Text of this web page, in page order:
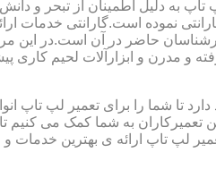
به دلیل اطمینان از تبحر و
نموده است.گارانتی خدمات
حاضر در آن است.در این
و مدرن و ابزارآلات لحیم کاری
تا شما را برای تعمیر لپ تاپ
تعمیرکاران به شما کمک می کنیم
لپ تاپ ارائه ی بهترین